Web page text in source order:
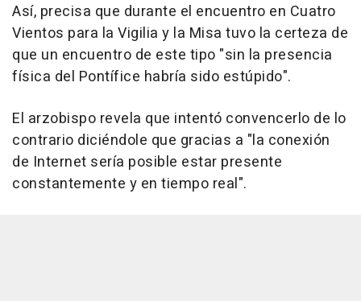
Así, precisa que durante el encuentro en Cuatro
Vientos para la Vigilia y la Misa tuvo la certeza de
que un encuentro de este tipo "sin la presencia
física del Pontífice habría sido estúpido".
El arzobispo revela que intentó convencerlo de lo
contrario diciéndole que gracias a "la conexión
de Internet sería posible estar presente
constantemente y en tiempo real".